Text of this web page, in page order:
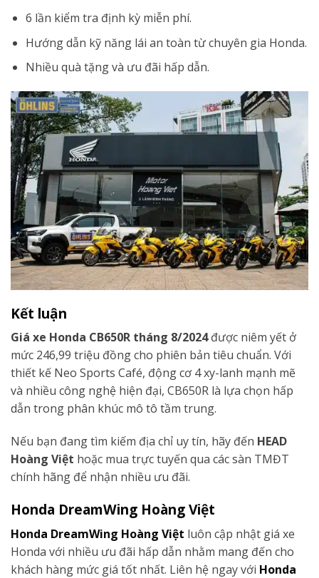
6 lần kiểm tra định kỳ miễn phí.
Hướng dẫn kỹ năng lái an toàn từ chuyên gia Honda.
Nhiều quà tặng và ưu đãi hấp dẫn.
Kết luận
Giá xe Honda CB650R tháng 8/2024được niêm yết ở
mức 246,99 triệu đồng cho phiên bản tiêu chuẩn. Với
thiết kế Neo Sports Café, động cơ 4 xy-lanh mạnh mẽ
và nhiều công nghệ hiện đại, CB650R là lựa chọn hấp
dẫn trong phân khúc mô tô tầm trung.
Nếu bạn đang tìm kiếm địa chỉ uy tín, hãy đến HEAD
Hoàng Việt hoặc mua trực tuyến qua các sàn TMĐT
chính hãng để nhận nhiều ưu đãi.
Honda DreamWing Hoàng Việt
Honda DreamWing Hoàng Việt luôn cập nhật giá xe
Honda với nhiều ưu đãi hấp dẫn nhằm mang đến cho
khách hàng mức giá tốt nhất. Liên hệ ngay với Honda